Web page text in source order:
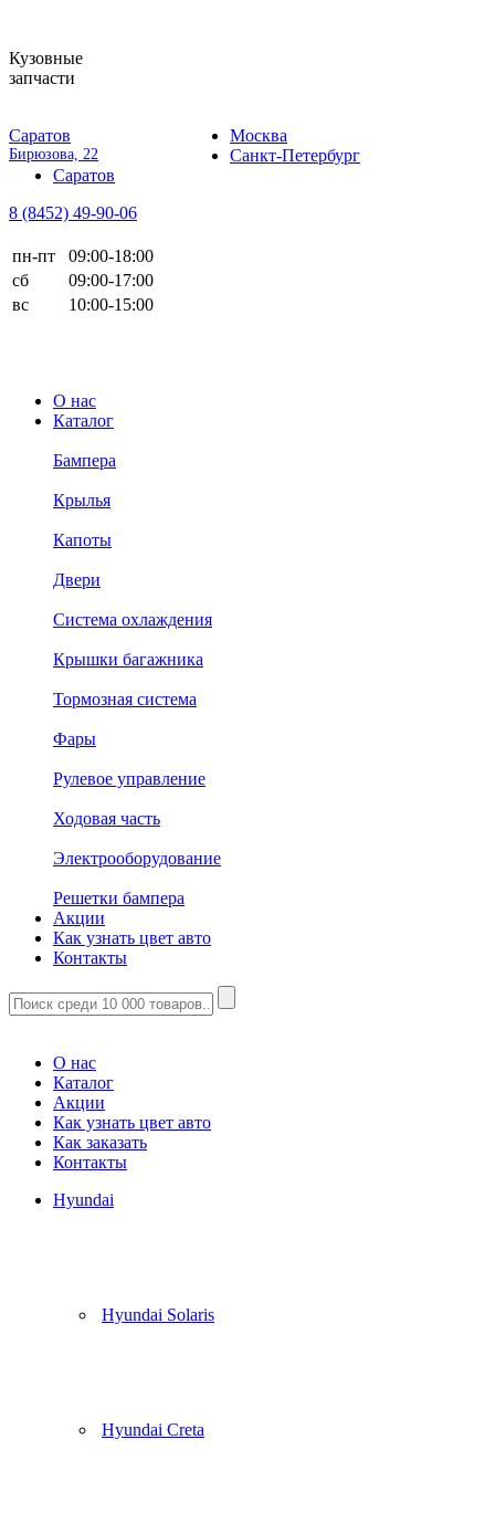
Кузовные
запчасти
Саратов
Бирюзова, 22
Москва
Санкт-Петербург
Саратов
8 (8452) 49-90-06
пн-пт
09:00-18:00
сб
09:00-17:00
вс
10:00-15:00
О нас
Каталог
Бампера
Крылья
Капоты
Двери
Система охлаждения
Крышки багажника
Тормозная система
Фары
Рулевое управление
Ходовая часть
Электрооборудование
Решетки бампера
Акции
Как узнать цвет авто
Контакты
О нас
Каталог
Акции
Как узнать цвет авто
Как заказать
Контакты
Hyundai
Hyundai Solaris
Hyundai Creta